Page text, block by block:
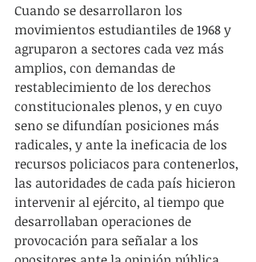
Cuando se desarrollaron los
movimientos estudiantiles de 1968 y
agruparon a sectores cada vez más
amplios, con demandas de
restablecimiento de los derechos
constitucionales plenos, y en cuyo
seno se difundían posiciones más
radicales, y ante la ineficacia de los
recursos policiacos para contenerlos,
las autoridades de cada país hicieron
intervenir al ejército, al tiempo que
desarrollaban operaciones de
provocación para señalar a los